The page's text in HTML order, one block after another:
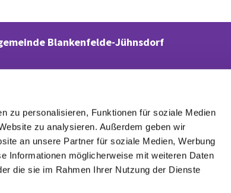
zu personalisieren, Funktionen für soziale Medien
zu analysieren. Außerdem geben wir
an unsere Partner für soziale Medien, Werbung
Informationen möglicherweise mit weiteren Daten
die sie im Rahmen Ihrer Nutzung der Dienste
Blankenfelde-Jühnsdorf
Waldfriedhof